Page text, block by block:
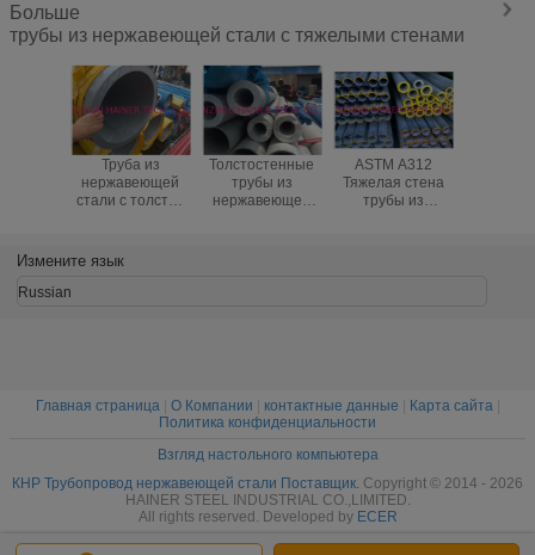
Больше
трубы из нержавеющей стали с тяжелыми стенами
Труба из
нержавеющей
стали с толстой
Толстостенные
трубы из
нержавеющей
ASTM A312
Тяжелая стена
трубы из
Измените язык
Russian
Главная страница| О Компании контактные данные Карта сайта|
Политика конфиденциальности
Взгляд настольного компьютера
КНР Трубопровод нержавеющей стали Поставщик. Copyright © 2014 - 2026
HAINER STEEL INDUSTRIAL CO.,LIMITED.
All rights reserved. Developed by ECER